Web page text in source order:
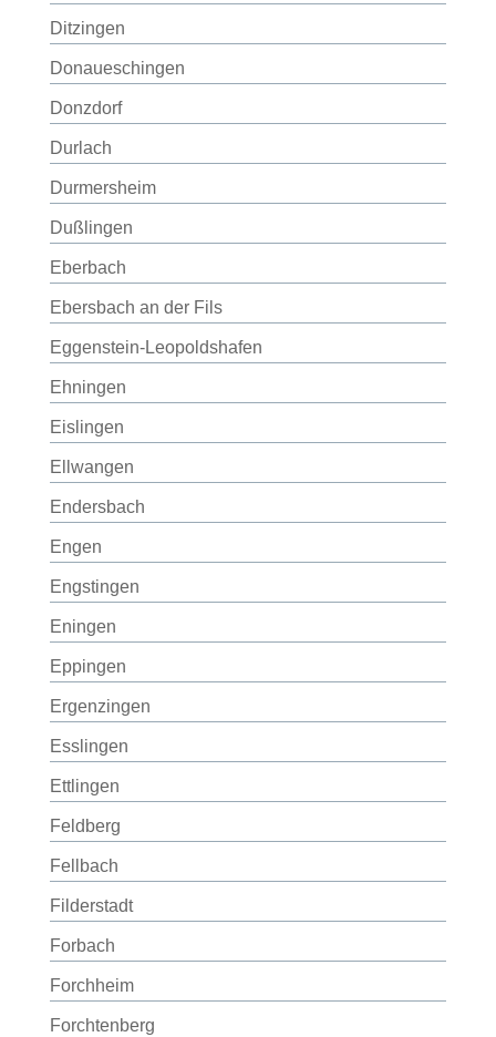
Ditzingen
Donaueschingen
Donzdorf
Durlach
Durmersheim
Dußlingen
Eberbach
Ebersbach an der Fils
Eggenstein-Leopoldshafen
Ehningen
Eislingen
Ellwangen
Endersbach
Engen
Engstingen
Eningen
Eppingen
Ergenzingen
Esslingen
Ettlingen
Feldberg
Fellbach
Filderstadt
Forbach
Forchheim
Forchtenberg